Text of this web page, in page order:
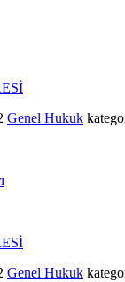
Genel Hukuk
Genel Hukuk